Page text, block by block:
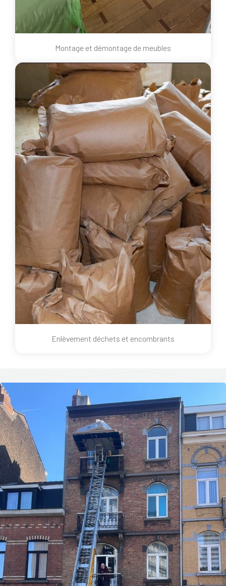
Montage et démontage de meubles
Enlèvement déchets et encombrants